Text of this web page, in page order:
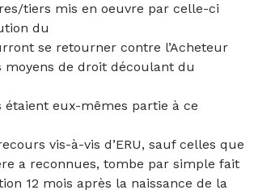
tiers mis en oeuvre par celle-ci
du
se retourner contre l’Acheteur
moyens de droit découlant du
étaient eux-mêmes partie à ce
vis-à-vis d’ERU, sauf celles que
a reconnues, tombe par simple fait
12 mois après la naissance de la